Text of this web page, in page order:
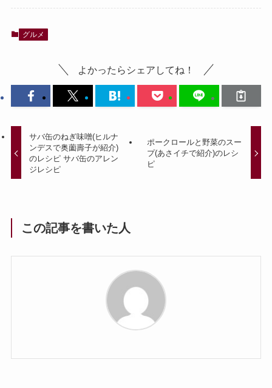
グルメ
よかったらシェアしてね！
サバ缶のねぎ味噌(ヒルナ
ンデスで奥薗壽子が紹介)
のレシピ サバ缶のアレン
ジレシピ
ポークロールと野菜のスー
プ(あさイチで紹介)のレシ
ピ
この記事を書いた人